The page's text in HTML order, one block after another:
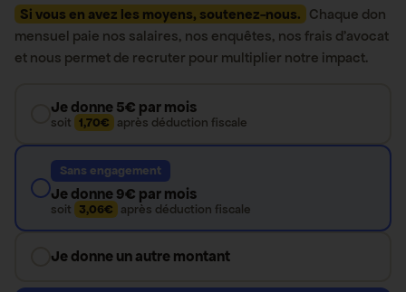
Si vous en avez les moyens, soutenez-nous. Chaque don
mensuel paie nos salaires, nos enquêtes, nos frais d’avocat
et nous permet de recruter pour multiplier notre impact.
Je donne 5€ par mois
soit 1,70€ après déduction fiscale
Sans engagement
Je donne 9€ par mois
soit 3,06€ après déduction fiscale
Je donne un autre montant